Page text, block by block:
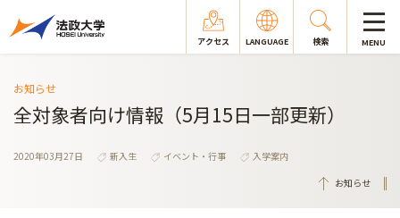
アクセス LANGUAGE 検索 MENU
お知らせ
全対象者向け情報（5月15日一部更新）
2020年03月27日 新入生 イベント・行事
入学案内
お知らせ